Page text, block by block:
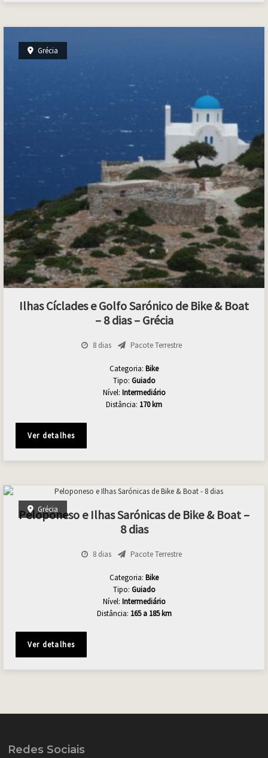
Grécia
Ilhas Cíclades e Golfo Sarónico de Bike & Boat
– 8 dias – Grécia
8 dias Pacote Terrestre
Categoria: Bike
Tipo: Guiado
Nível: Intermediário
Distância: 170 km
Ver detalhes
Grécia
Peloponeso e Ilhas Sarónicas de Bike & Boat –
8 dias
8 dias Pacote Terrestre
Categoria: Bike
Tipo: Guiado
Nível: Intermediário
Distância: 165 a 185 km
Ver detalhes
Redes Sociais